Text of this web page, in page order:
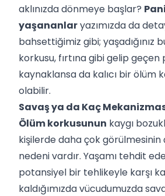
aklınızda dönmeye başlar?
yaşananlaryazımızda da
bahsettiğimiz gibi; yaşadığınız
korkusu, fırtına gibi gelip
kaynaklansa da kalıcı bir ölüm
olabilir.
Savaş ya da Kaç
Ölüm korkusunun kaygı
kişilerde daha çok
nedeni vardır. Yaşamı tehdit
potansiyel bir tehlikeyle karşı
kaldığımızda vücudumuzda